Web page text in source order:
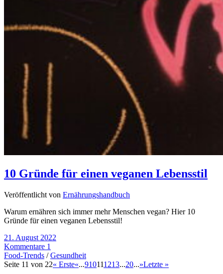
10 Gründe für einen veganen Lebensstil
Veröffentlicht von Ernährungshandbuch
Warum ernähren sich immer mehr Menschen vegan? Hier 10
Gründe für einen veganen Lebensstil!
21. August 2022
Kommentare 1
Food-Trends /Gesundheit
Seite 11 von 22« Erste«...910111213...20...»Letzte »